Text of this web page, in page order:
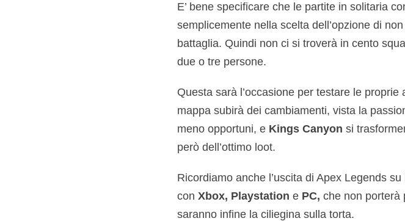
E’ bene specificare che le partite in solitaria
semplicemente nella scelta dell’opzione di
battaglia. Quindi non ci si troverà in cento
due o tre persone.
Questa sarà l’occasione per testare le
mappa subirà dei cambiamenti, vista la
meno opportuni, e Kings Canyon si
però dell’ottimo loot.
Ricordiamo anche l’uscita di Apex Legends su
con Xbox, Playstation e PC, che non porterà
saranno infine la ciliegina sulla torta.